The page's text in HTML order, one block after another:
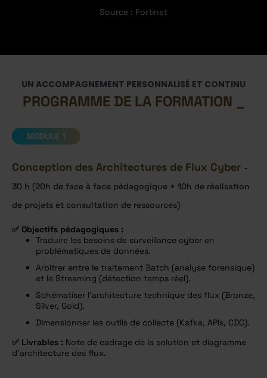
Source : Fortinet
UN ACCOMPAGNEMENT PERSONNALISÉ ET CONTINU
PROGRAMME DE LA FORMATION
MODULE 1
Conception des Architectures de Flux Cyber -
30 h (20h de face à face pédagogique + 10h de réalisation
de projets et consultation de ressources)
✅ Objectifs pédagogiques :
Traduire les besoins de surveillance cyber en
problématiques de données.
Arbitrer entre le traitement Batch (analyse forensique)
et le Streaming (détection temps réel).
Schématiser l’architecture technique des flux (Bronze,
Silver, Gold).
Dimensionner les outils de collecte (Kafka, APIs, CDC).
✅ Livrables : Note de cadrage de la solution et diagramme
d’architecture des flux.